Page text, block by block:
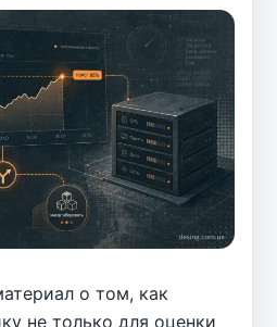
о том, как
не только для оценки